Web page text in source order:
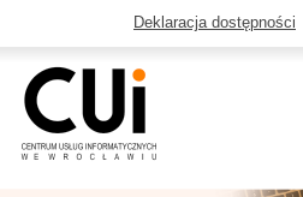
Deklaracja dostępności